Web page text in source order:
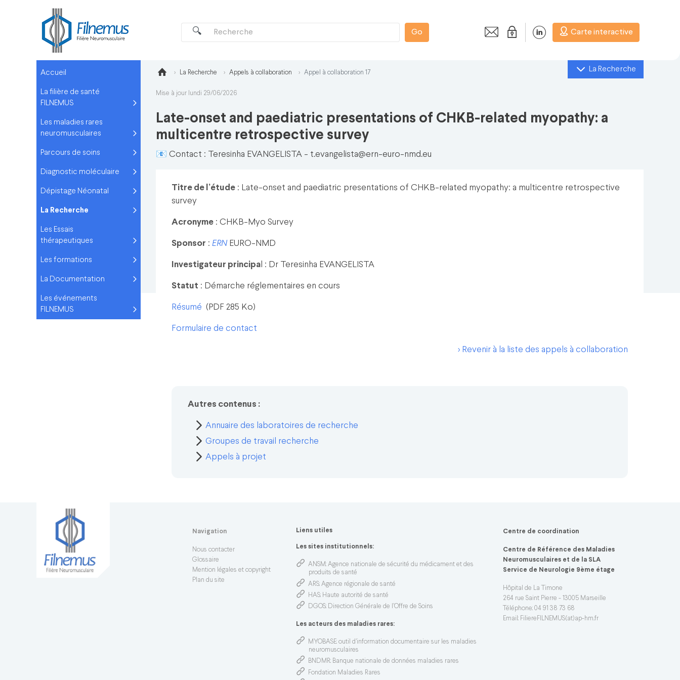
Go Carte interactive
La Recherche
Accueil
La filière de santé
FILNEMUS
Les maladies rares
neuromusculaires
Parcours de soins
Diagnostic moléculaire
Dépistage Néonatal
La Recherche
Les Essais
thérapeutiques
Les formations
La Documentation
Les événements
FILNEMUS
La Recherche Appels à collaboration Appel à collaboration 17
Mise à jour lundi 29/06/2026
Late-onset and paediatric presentations of CHKB-related myopathy: a
multicentre retrospective survey
📧 Contact : Teresinha EVANGELISTA - t.evangelista@ern-euro-nmd.eu
Titre de l’étude : Late-onset and paediatric presentations of CHKB-related myopathy: a multicentre retrospective
survey
Acronyme : CHKB-Myo Survey
Sponsor : ERN EURO-NMD
Investigateur principa l : Dr Teresinha EVANGELISTA
Statut : Démarche réglementaires en cours
Résumé (PDF 285 Ko)
Formulaire de contact
> Revenir à la liste des appels à collaboration
Autres contenus :
Annuaire des laboratoires de recherche
Groupes de travail recherche
Appels à projet
Navigation
Nous contacter
Glossaire
Mention légales et copyright
Plan du site
Liens utiles
Les sites institutionnels:
ANSM: Agence nationale de sécurité du médicament et des
produits de santé
ARS: Agence régionale de santé
HAS: Haute autorité de santé
DGOS: Direction Générale de l’Offre de Soins
Les acteurs des maladies rares:
MYOBASE: outil d'information documentaire sur les maladies
neuromusculaires
BNDMR: Banque nationale de données maladies rares
Fondation Maladies Rares
Centre de coordination
Centre de Référence des Maladies
Neuromusculaires et de la SLA
Service de Neurologie 9ème étage
Hôpital de La Timone
264 rue Saint Pierre - 13005 Marseille
Téléphone: 04 91 38 73 68
Email: FiliereFILNEMUS(at)ap-hm.fr